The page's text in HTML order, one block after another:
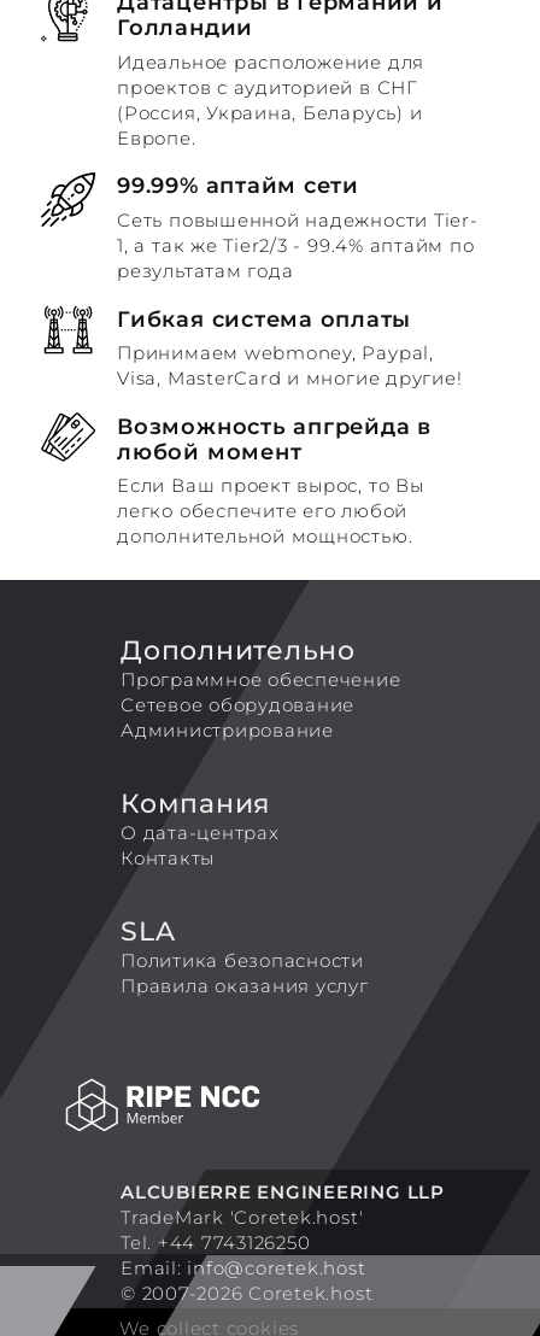
Голландии
Идеальное расположение для
проектов с аудиторией в СНГ
(Россия, Украина, Беларусь) и
Европе.
99.99% аптайм сети
Сеть повышенной надежности Tier-
1, а так же Tier2/3 - 99.4% аптайм по
результатам года
Гибкая система оплаты
Принимаем webmoney, Paypal,
Visa, MasterCard и многие другие!
Возможность апгрейда в
любой момент
Если Ваш проект вырос, то Вы
легко обеспечите его любой
дополнительной мощностью.
ALCUBIERRE ENGINEERING LLP
TradeMark 'Coretek.host'
Tel. +44 7743126250
Email: info@coretek.host
© 2007-2026 Coretek.host
Дополнительно
Программное обеспечение
Сетевое оборудование
Администрирование
Компания
О дата-центрах
Контакты
SLA
Политика безопасности
Правила оказания услуг
We collect cookies